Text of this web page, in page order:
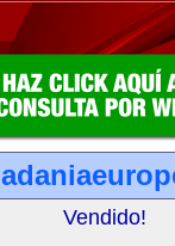
Vendido!